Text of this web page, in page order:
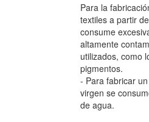
Para la
textiles a partir
consume
altamente
utilizados, como
pigmentos.
- Para fabricar
virgen se
de agua.